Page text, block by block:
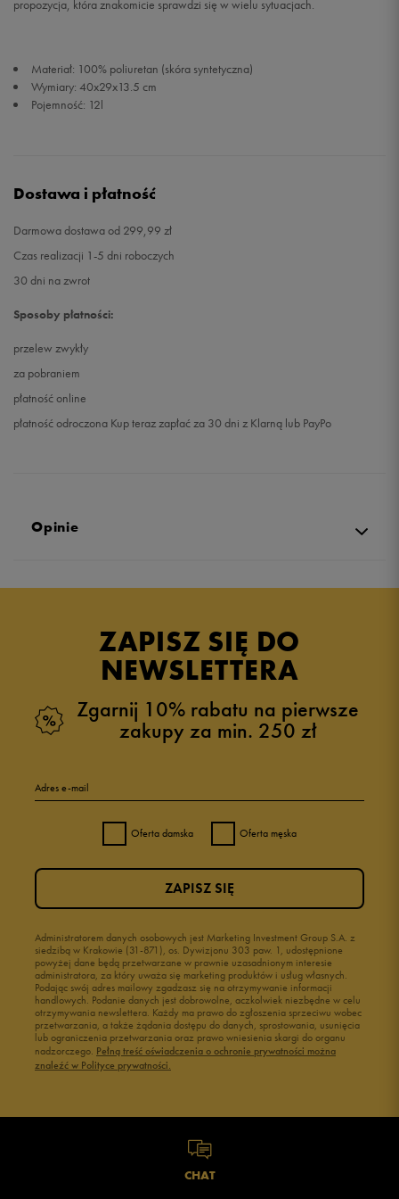
propozycja, która znakomicie sprawdzi się w wielu sytuacjach.
Materiał: 100% poliuretan (skóra syntetyczna)
Wymiary: 40x29x13.5 cm
Pojemność: 12l
Dostawa i płatność
Darmowa dostawa od 299,99 zł
Czas realizacji 1-5 dni roboczych
30 dni na zwrot
Sposoby płatności:
przelew zwykły
za pobraniem
płatność online
płatność odroczona Kup teraz zapłać za 30 dni z Klarną lub PayPo
Opinie
ZAPISZ SIĘ DO
NEWSLETTERA
Zgarnij 10% rabatu na pierwsze
zakupy za min. 250 zł
Adres e-mail
Oferta damska Oferta męska
Administratorem danych osobowych jest Marketing Investment Group S.A. z
siedzibą w Krakowie (31-871), os. Dywizjonu 303 paw. 1, udostępnione
powyżej dane będą przetwarzane w prawnie uzasadnionym interesie
administratora, za który uważa się marketing produktów i usług własnych.
Podając swój adres mailowy zgadzasz się na otrzymywanie informacji
handlowych. Podanie danych jest dobrowolne, aczkolwiek niezbędne w celu
otrzymywania newslettera. Każdy ma prawo do zgłoszenia sprzeciwu wobec
przetwarzania, a także żądania dostępu do danych, sprostowania, usunięcia
lub ograniczenia przetwarzania oraz prawo wniesienia skargi do organu
nadzorczego. Pełną treść oświadczenia o ochronie prywatności można
znaleźć w Polityce prywatności.
ZAPISZ SIĘ
CHAT